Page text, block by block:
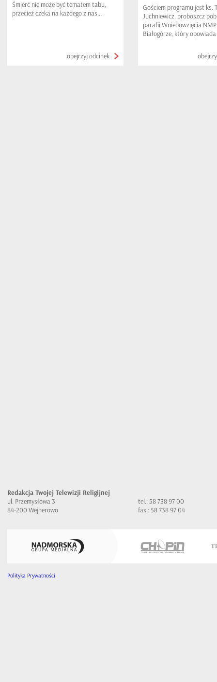
Śmierć nie może być tematem tabu,
przecież czeka na każdego z nas...
obejrzyj odcinek
Gościem programu jest ks.
Juchniewicz, proboszcz
parafii Wniebowzięcia
Białogórze, który
Redakcja Twojej Telewizji Religijnej
ul. Przemysłowa 3
84-200 Wejherowo
tel.: 58 738 97 00
fax.: 58 738 97 04
Polityka Prywatności